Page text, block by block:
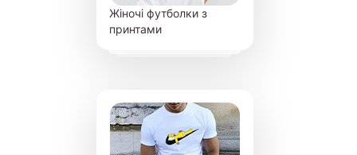
Жіночі футболки з
принтами